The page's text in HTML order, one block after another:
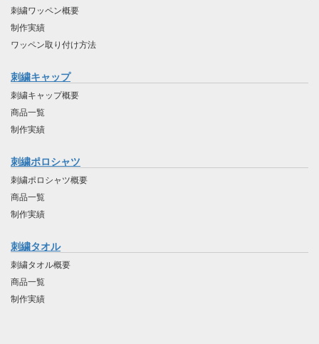
刺繍ワッペン概要
制作実績
ワッペン取り付け方法
刺繍キャップ
刺繍キャップ概要
商品一覧
制作実績
刺繍ポロシャツ
刺繍ポロシャツ概要
商品一覧
制作実績
刺繍タオル
刺繍タオル概要
商品一覧
制作実績